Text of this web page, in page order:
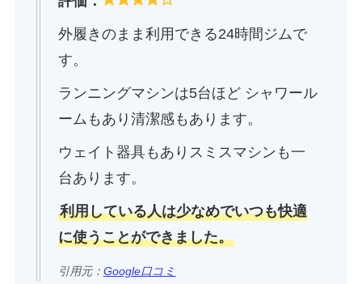
外履きのまま利用できる24時間ジムで
す。
ランニングマシンは5台ほど シャワール
ームもあり清潔感もあります。
ウェイト器具もありスミスマシンも一
台あります。
利用している人は少なめでいつも快適
に使うことができました。
引用元： Google口コミ